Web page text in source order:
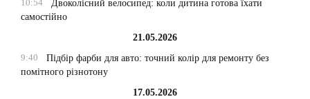
10:54
Двоколісний велосипед: коли дитина готова їхати
самостійно
21.05.2026
9:40
Підбір фарби для авто: точний колір для ремонту без
помітного різнотону
17.05.2026